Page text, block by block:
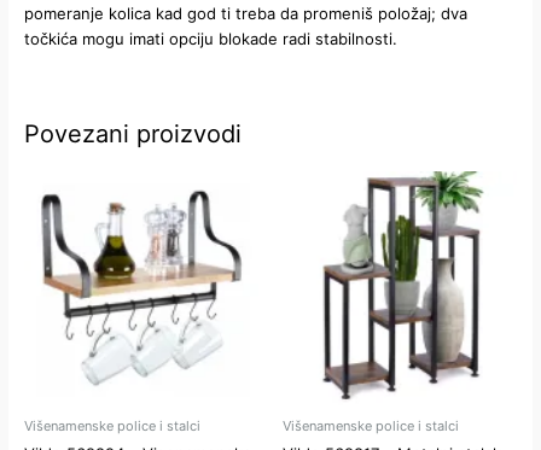
pomeranje kolica kad god ti treba da promeniš položaj; dva
točkića mogu imati opciju blokade radi stabilnosti.
Povezani proizvodi
Višenamenske police i stalci Višenamenske police i stalci